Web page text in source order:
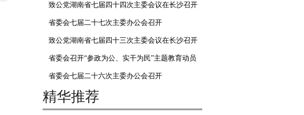
召开
致公党湖南省七届四十四次主委会议在长沙召开
省委会七届二十七次主委办公会召开
致公党湖南省七届四十三次主委会议在长沙召开
省委会召开“参政为公、实干为民”主题教育动员
会
省委会七届二十六次主委办公会召开
精华推荐